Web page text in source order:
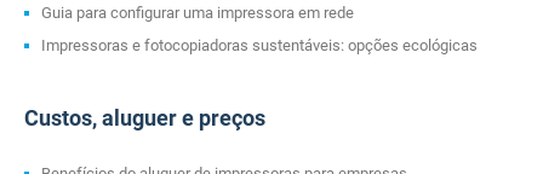
Guia para configurar uma impressora em rede
Impressoras e fotocopiadoras sustentáveis: opções ecológicas
Custos, aluguer e preços